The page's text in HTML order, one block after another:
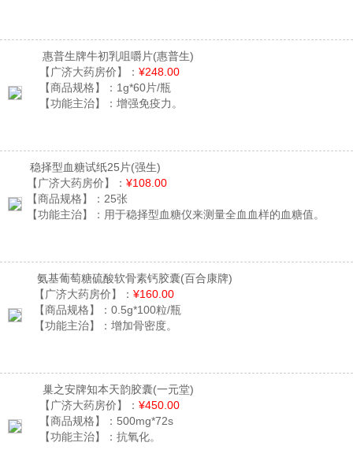
惠普生牌牛初乳咀嚼片(惠普生)
【广济大药房价】： ¥248.00
【商品规格】： 1g*60片/瓶
【功能主治】： 增强免疫力。
稳择型血糖试纸25片(强生)
【广济大药房价】： ¥108.00
【商品规格】： 25张
【功能主治】： 用于稳择型血糖仪来测量全血血样的血糖值。
氨基葡萄糖硫酸软骨素钙胶囊(百合康牌)
【广济大药房价】： ¥160.00
【商品规格】： 0.5g*100粒/瓶
【功能主治】： 增加骨密度。
巢之安牌知本天韵胶囊(一元堂)
【广济大药房价】： ¥450.00
【商品规格】： 500mg*72s
【功能主治】： 抗氧化。